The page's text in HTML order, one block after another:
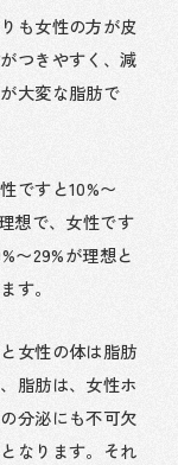
も女性の方が皮
つきやすく、減
大変な脂肪で
ですと10%〜
想で、女性です
〜29%が理想と
す。
女性の体は脂肪
脂肪は、女性ホ
分泌にも不可欠
なります。それ